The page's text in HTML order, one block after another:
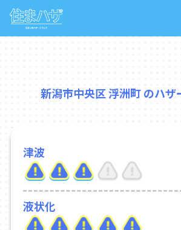
新潟市中央区 浮洲町 のハザ
津波
液状化